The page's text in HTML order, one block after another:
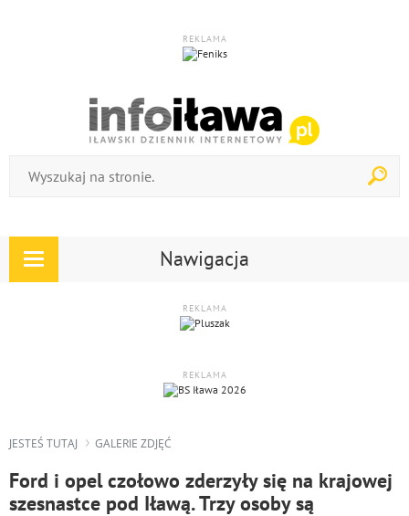
REKLAMA
Nawigacja
Rozwiń
REKLAMA
REKLAMA
JESTEŚ TUTAJ GALERIE ZDJĘĆ
Ford i opel czołowo zderzyły się na krajowej
szesnastce pod Iławą. Trzy osoby są